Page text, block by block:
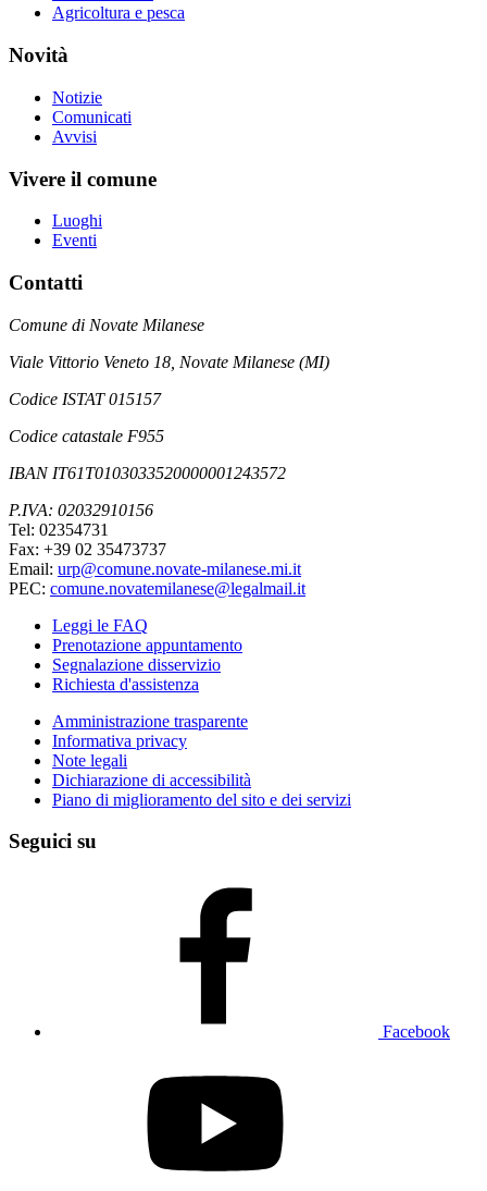
Agricoltura e pesca
Novità
Notizie
Comunicati
Avvisi
Vivere il comune
Luoghi
Eventi
Contatti
Comune di Novate Milanese
Viale Vittorio Veneto 18, Novate Milanese (MI)
Codice ISTAT 015157
Codice catastale F955
IBAN IT61T0103033520000001243572
P.IVA: 02032910156
Tel: 02354731
Fax: +39 02 35473737
Email: urp@comune.novate-milanese.mi.it
PEC: comune.novatemilanese@legalmail.it
Leggi le FAQ
Prenotazione appuntamento
Segnalazione disservizio
Richiesta d'assistenza
Amministrazione trasparente
Informativa privacy
Note legali
Dichiarazione di accessibilità
Piano di miglioramento del sito e dei servizi
Seguici su
Facebook